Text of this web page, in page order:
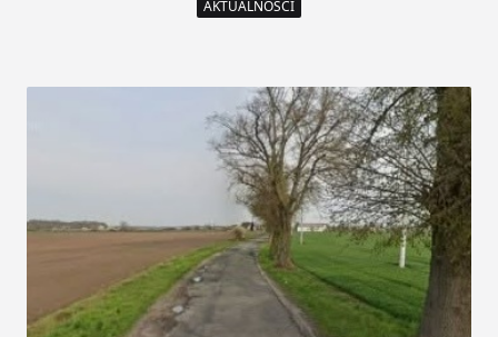
AKTUALNOŚCI